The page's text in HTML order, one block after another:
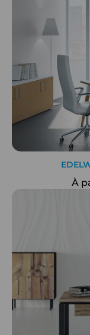
À